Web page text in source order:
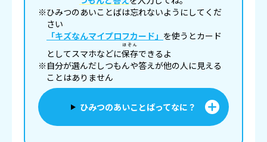
※ひみつのあいことばは忘れないようにしてくだ
さい
「キズなんマイプロフカード」 を使うとカード
としてスマホなどに保存
ほぞん
できるよ
※自分が選んだしつもんや答えが他の人に見える
ことはありません
ひみつのあいことばってなに？